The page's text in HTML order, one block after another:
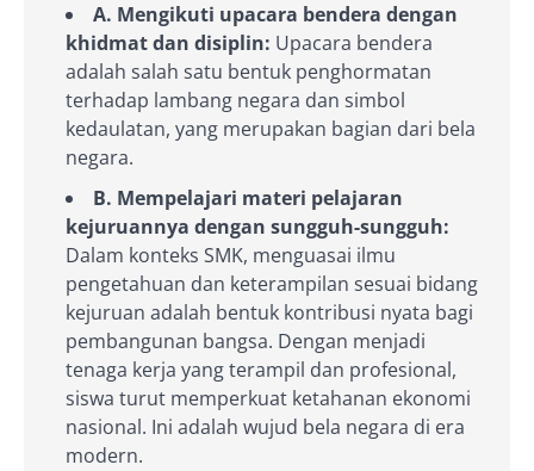
A. Mengikuti upacara bendera dengan
khidmat dan disiplin: Upacara bendera
adalah salah satu bentuk penghormatan
terhadap lambang negara dan simbol
kedaulatan, yang merupakan bagian dari bela
negara.
B. Mempelajari materi pelajaran
kejuruannya dengan sungguh-sungguh:
Dalam konteks SMK, menguasai ilmu
pengetahuan dan keterampilan sesuai bidang
kejuruan adalah bentuk kontribusi nyata bagi
pembangunan bangsa. Dengan menjadi
tenaga kerja yang terampil dan profesional,
siswa turut memperkuat ketahanan ekonomi
nasional. Ini adalah wujud bela negara di era
modern.